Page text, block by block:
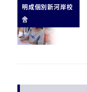
明成個別新河岸校
舎